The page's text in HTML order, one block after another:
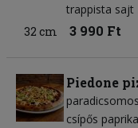
trappista sajt
32 cm
3 990 Ft
Piedone
csípős paprika